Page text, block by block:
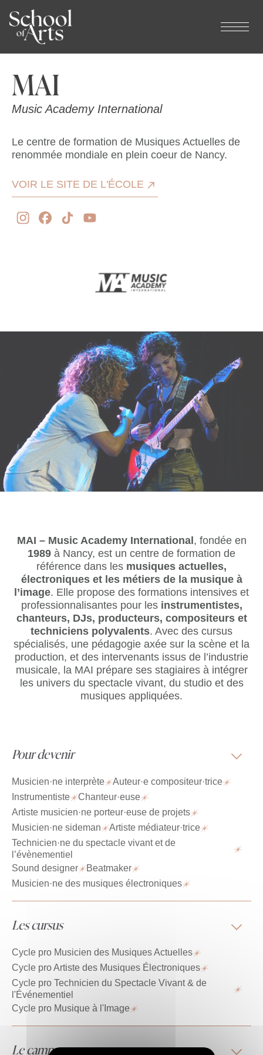
MAI
Music Academy International
Le centre de formation de Musiques Actuelles de
renommée mondiale en plein coeur de Nancy.
VOIR LE SITE DE L'ÉCOLE
MAI – Music Academy International , fondée en
1989 à Nancy, est un centre de formation de
référence dans les musiques actuelles,
électroniques et les métiers de la musique à
l’image. Elle propose des formations intensives et
professionnalisantes pour les instrumentistes,
chanteurs, DJs, producteurs, compositeurs et
techniciens polyvalents. Avec des cursus
spécialisés, une pédagogie axée sur la scène et la
production, et des intervenants issus de l’industrie
musicale, la MAI prépare ses stagiaires à intégrer
les univers du spectacle vivant, du studio et des
musiques appliquées.
Pour devenir
Musicien·ne interprète
Auteur·e compositeur·trice
Instrumentiste
Chanteur·euse
Artiste musicien·ne porteur·euse de projets
Musicien·ne sideman
Artiste médiateur·trice
Technicien·ne du spectacle vivant et de
l’évènementiel
Sound designer
Beatmaker
Musicien·ne des musiques électroniques
Les cursus
Cycle pro Musicien des Musiques Actuelles
Cycle pro Artiste des Musiques Électroniques
Cycle pro Technicien du Spectacle Vivant & de
l'Événementiel
Cycle pro Musique à l'Image
Le campus